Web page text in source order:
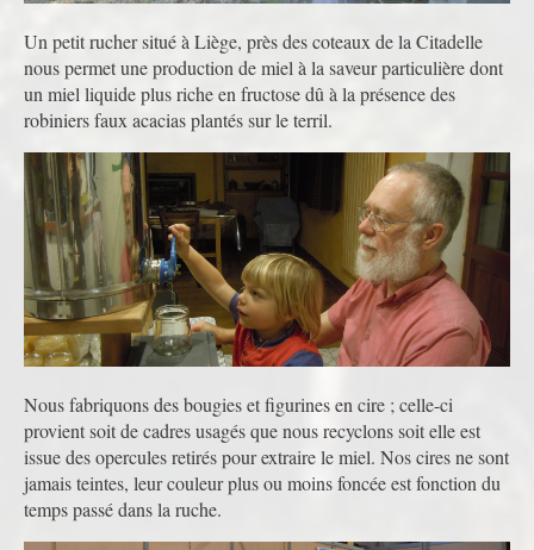
Un petit rucher situé à Liège, près des coteaux de la Citadelle
nous permet une production de miel à la saveur particulière dont
un miel liquide plus riche en fructose dû à la présence des
robiniers faux acacias plantés sur le terril.
Nous fabriquons des bougies et figurines en cire ; celle-ci
provient soit de cadres usagés que nous recyclons soit elle est
issue des opercules retirés pour extraire le miel. Nos cires ne sont
jamais teintes, leur couleur plus ou moins foncée est fonction du
temps passé dans la ruche.